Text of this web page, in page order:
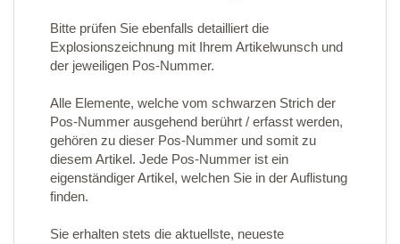
Bitte prüfen Sie ebenfalls detailliert die
Explosionszeichnung mit Ihrem Artikelwunsch und
der jeweiligen Pos-Nummer.
Alle Elemente, welche vom schwarzen Strich der
Pos-Nummer ausgehend berührt / erfasst werden,
gehören zu dieser Pos-Nummer und somit zu
diesem Artikel. Jede Pos-Nummer ist ein
eigenständiger Artikel, welchen Sie in der Auflistung
finden.
Sie erhalten stets die aktuellste, neueste